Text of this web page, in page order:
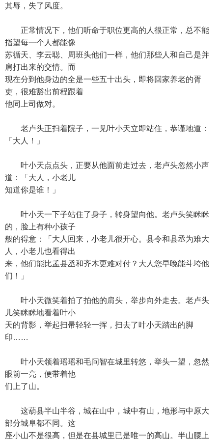
其辱，失了风度。
正常情况下，他们听命于职位更高的人很正常，总不能
指望每一个人都能像
苏循天、李云聪、周班头他们一样，他们那些人和自己是并
肩打出来的交情。而
现在分到他身边的全是一些五十出头，即将回家养老的胥
吏，很难豁出前程跟着
他同上司做对。
老卢头正扫着院子，一见叶小天立即站住，恭谨地道：
「大人！」
叶小天点点头，正要从他面前走过去，老卢头忽然小声
道：「大人，小老儿
知道你是谁！」
叶小天一下子站住了身子，转身望向他。老卢头笑眯眯
的，脸上有种小孩子
般的得意：「大人回来，小老儿很开心。县令和县丞为难大
人，小老儿也看得出
来，他们能比孟县丞和齐木更难对付？大人您早晚能斗垮他
们！」
叶小天微笑着拍了拍他的肩头，举步向外走去。老卢头
儿笑眯眯地看着叶小
天的背影，举起扫帚轻轻一挥，扫去了叶小天踏出的脚
印……
叶小天领着瑶瑶和毛问智在城里转悠，举头一望，忽然
眼前一亮，便带着他
们上了山。
这葫县半山半谷，城在山中，城中有山，地形与中原大
部分城阜都不同。这
座小山不是很高，但是在县城里已是唯一的高山。半山腰上